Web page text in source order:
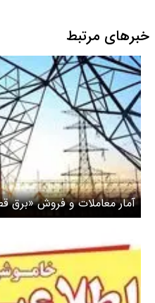
خبرهای مرتبط
آمار معاملات و فروش «برق